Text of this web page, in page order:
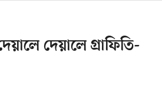
দেয়ালে গ্রাফিতি-